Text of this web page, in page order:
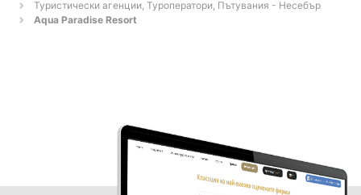
Туристически агенции, Туроператори, Пътувания - Несебър
Aqua Paradise Resort